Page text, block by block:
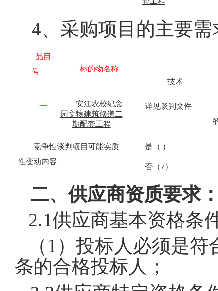
4、采购项目的主要
品目
号
标的物名称
技术
一
安江农校纪念
园文物建筑修缮二
期配套工程
详见谈判文件
竞争性谈判项目可能实质
性变动内容
是（ ）
否（√）
二、供应商资质要求
2.1供应商基本资格条
（ 1 ）投标人必须是
条的合格投标人；